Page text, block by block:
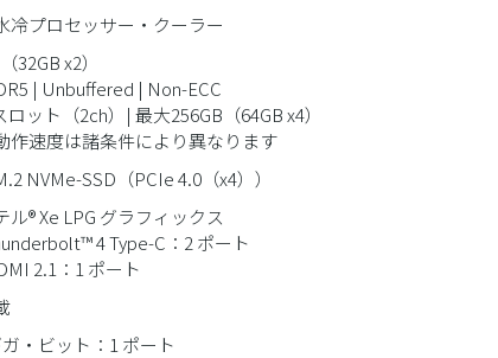
冷プロセッサー・クーラー
32GB x2）
| Unbuffered | Non-ECC
ト（2ch）| 最大256GB（64GB x4）
度は諸条件により異なります
NVMe-SSD（PCIe 4.0（x4））
® Xe LPG グラフィックス
4 Type-C：2 ポート
2.1：1 ポート
・ビット：1 ポート